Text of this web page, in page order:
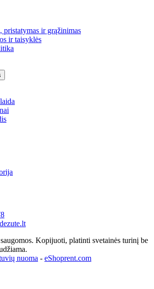
pristatymas ir grąžinimas
ir taisyklės
Kopijuoti, platinti svetainės turinį be
nuoma - eShoprent.com